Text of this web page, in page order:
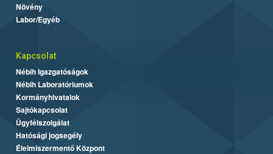
Növény
Labor/Egyéb
Kapcsolat
Nébih Igazgatóságok
Nébih Laboratóriumok
Kormányhivatalok
Sajtókapcsolat
Ügyfélszolgálat
Hatósági jogsegély
Élelmiszermentő Központ